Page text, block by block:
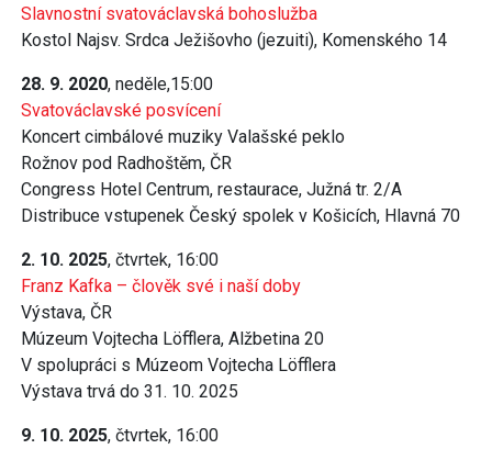
Slavnostní svatováclavská bohoslužba
Kostol Najsv. Srdca Ježišovho (jezuiti), Komenského 14
28. 9. 2020, neděle,15:00
Svatováclavské posvícení
Koncert cimbálové muziky Valašské peklo
Rožnov pod Radhoštěm, ČR
Congress Hotel Centrum, restaurace, Južná tr. 2/A
Distribuce vstupenek Český spolek v Košicích, Hlavná 70
2. 10. 2025, čtvrtek, 16:00
Franz Kafka – člověk své i naší doby
Výstava, ČR
Múzeum Vojtecha Löfflera, Alžbetina 20
V spolupráci s Múzeom Vojtecha Löfflera
Výstava trvá do 31. 10. 2025
9. 10. 2025, čtvrtek, 16:00